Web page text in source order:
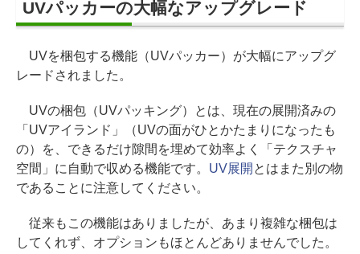
UVパッカーの大幅なアップグレード
UVを梱包する機能（UVパッカー）が大幅にアップグ
レードされました。
UVの梱包（UVパッキング）とは、現在の展開済みの
「UVアイランド」（UVの面がひとかたまりになったも
の）を、できるだけ隙間を埋めて効率よく「テクスチャ
空間」に自動で収める機能です。 UV展開 とはまた別の物
であることに注意してください。
従来もこの機能はありましたが、あまり複雑な梱包は
してくれず、オプションもほとんどありませんでした。